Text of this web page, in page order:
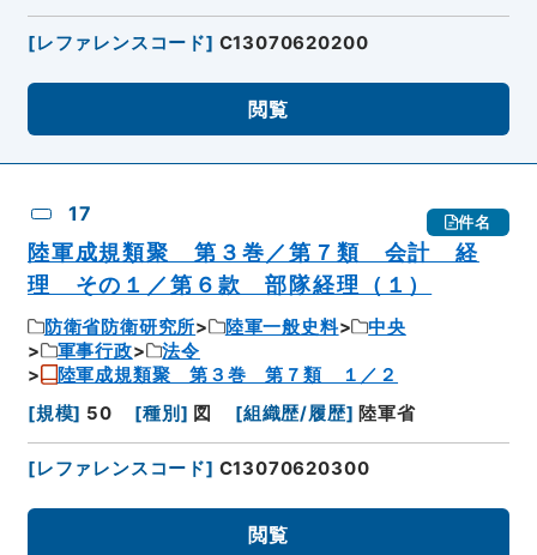
[レファレンスコード] C13070620200
閲覧
17 件名
陸軍成規類聚 第３巻／第７類 会計 経
理 その１／第６款 部隊経理（１）
防衛省防衛研究所 陸軍一般史料
中央
軍事行政
法令
陸軍成規類聚 第３巻 第７類 １／２
[規模] 50 [種別 ] 図 [組織歴/履歴] 陸軍省
[レファレンスコード] C13070620300
閲覧